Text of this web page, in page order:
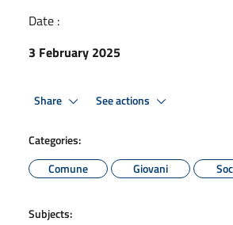
Date :
3 February 2025
Share See actions
Categories:
Comune
Giovani
Subjects: